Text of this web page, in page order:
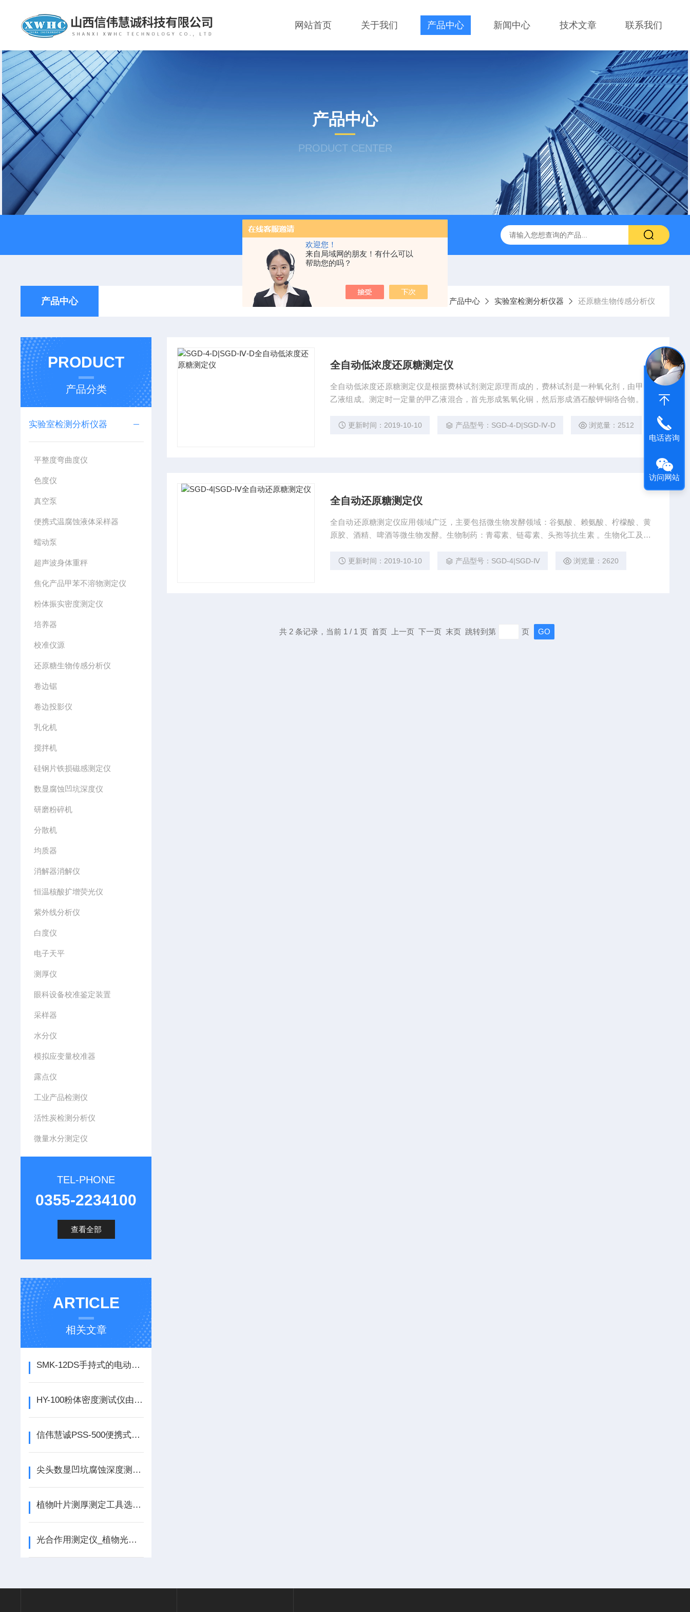
欢迎您！
来自局域网的朋友！有什么可以
帮助您的吗？
网站首页 关于我们 产品中心 新闻中心 技术文章 联系我们
产品中心
PRODUCT CENTER
产品中心 当前位置：首页 产品中心 实验室检测分析仪器 还原糖生物传感分析仪
PRODUCT
产品分类
实验室检测分析仪器
平整度弯曲度仪
色度仪
真空泵
便携式温腐蚀液体采样器
蠕动泵
超声波身体重秤
焦化产品甲苯不溶物测定仪
粉体振实密度测定仪
培养器
校准仪源
还原糖生物传感分析仪
卷边锯
卷边投影仪
乳化机
搅拌机
硅钢片铁损磁感测定仪
数显腐蚀凹坑深度仪
研磨粉碎机
分散机
均质器
消解器消解仪
恒温核酸扩增荧光仪
紫外线分析仪
白度仪
电子天平
测厚仪
眼科设备校准鉴定装置
采样器
水分仪
模拟应变量校准器
露点仪
工业产品检测仪
活性炭检测分析仪
微量水分测定仪
TEL-PHONE
0355-2234100
查看全部
ARTICLE
相关文章
SMK-12DS手持式的电动液体采样器可配耐腐蚀耐温采样管
HY-100粉体密度测试仪由可调速电机振动组件微电脑和微型打印机等组成
信伟慧诚PSS-500便携式悬浮物测试仪技术文献！
尖头数显凹坑腐蚀深度测量仪实物展示！
植物叶片测厚测定工具选数显叶片厚度仪！
光合作用测定仪_植物光合仪_植物光合作用测定仪_光合仪
全自动低浓度还原糖测定仪
全自动低浓度还原糖测定仪是根据费林试剂测定原理而成的，费林试剂是一种氧化剂，由甲、
乙液组成。测定时一定量的甲乙液混合，首先形成氢氧化铜，然后形成酒石酸钾铜络合物。次
糖首先使铜还原，至铜被还原完毕，才使次甲基蓝还原成无色，即为滴定终点。
更新时间：2019-10-10 产品型号：SGD-4-D|SGD-Ⅳ-D 浏览量：2512
全自动还原糖测定仪
全自动还原糖测定仪应用领域广泛，主要包括微生物发酵领域：谷氨酸、赖氨酸、柠檬酸、黄
原胶、酒精、啤酒等微生物发酵。生物制药：青霉素、链霉素、头孢等抗生素 。生物化工及淀
酸钠等。食品饮料：葡萄酒、果脯、果汁、蜂蜜、糕点及各种饮料等。马铃薯及其制品、水果
更新时间：2019-10-10 产品型号：SGD-4|SGD-Ⅳ 浏览量：2620
共 2 条记录，当前 1 / 1 页 首页 上一页 下一页 末页 跳转到第 页
电话咨询
访问网站